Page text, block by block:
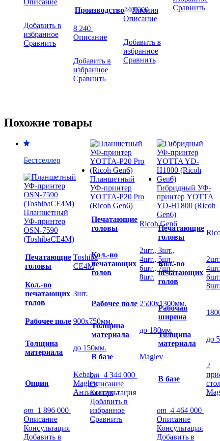
Добавить в
избранное
Сравнить
Производство Япония
8 240
Описание
Добавить в
избранное
Сравнить
240 000
Описание
Добавить в
избранное
Сравнить
Сравнить
Похожие товары
Бестселлер
Планшетный
УФ-принтер
OSN-7590
(ToshibaCE4M)
Печатающие
головы
Toshiba
CE4M
Кол.-во
печатающих
голов
3шт.
Рабочее поле 900х750мм.
Толщина
материала
до 150мм.
Опции
Kebab,
Maglev,
Антистатик
от 1 896 000
Описание
Консультация
Добавить в
Планшетный
УФ-принтер
YOTTA-P20 Pro
(Ricoh Gen6)
Печатающие
головы
Ricoh Gen6
Кол.-во
печатающих
голов
2шт., 3шт.,
4шт., 5шт.,
6шт., 7шт.,
8шт.
Рабочее поле 2500х1300мм.
Толщина
материала
до 180мм.
В базе Maglev
от 4 344 000
Описание
Консультация
Добавить в
избранное
Сравнить
Гибридный УФ-
принтер YOTTA
YD-H1800 (Ricoh
Gen6)
Печатающие
головы
Кол.-во
печатающих
голов
Рабочая
ширина
Толщина
материала
до
В базе
2
от 4 464 000
Описание
Консультация
Добавить в